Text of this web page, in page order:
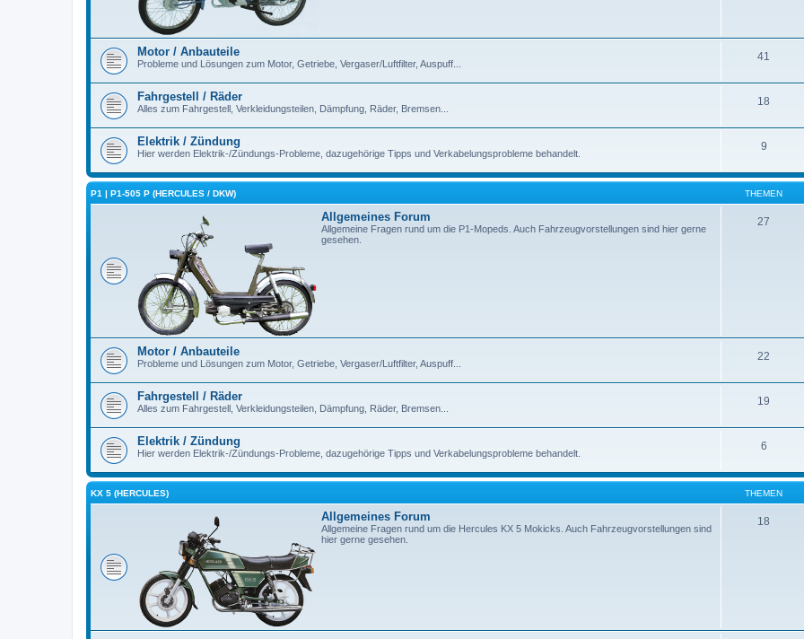
Motor / Anbauteile
Probleme und Lösungen zum Motor, Getriebe, Vergaser/Luftfilter, Auspuff...
41
Fahrgestell / Räder
Alles zum Fahrgestell, Verkleidungsteilen, Dämpfung, Räder, Bremsen...
18
Elektrik / Zündung
Hier werden Elektrik-/Zündungs-Probleme, dazugehörige Tipps und Verkabelungsprobleme behandelt.
9
P1 | P1-505 P (HERCULES / DKW) THEMEN
Allgemeines Forum
Allgemeine Fragen rund um die P1-Mopeds. Auch Fahrzeugvorstellungen sind hier gerne
gesehen.
27
Motor / Anbauteile
Probleme und Lösungen zum Motor, Getriebe, Vergaser/Luftfilter, Auspuff...
22
Fahrgestell / Räder
Alles zum Fahrgestell, Verkleidungsteilen, Dämpfung, Räder, Bremsen...
19
Elektrik / Zündung
Hier werden Elektrik-/Zündungs-Probleme, dazugehörige Tipps und Verkabelungsprobleme behandelt.
6
KX 5 (HERCULES) THEMEN
Allgemeines Forum
Allgemeine Fragen rund um die Hercules KX 5 Mokicks. Auch Fahrzeugvorstellungen sind
hier gerne gesehen.
18